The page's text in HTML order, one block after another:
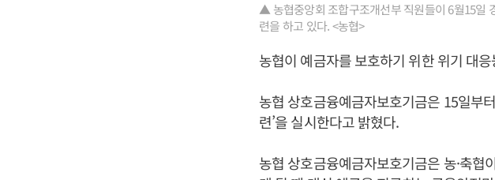
▲ 농협중앙회 조합구조개선부 직원들이 6월15일
련을 하고 있다. <농협>
농협이 예금자를 보호하기 위한 위기 대
농협 상호금융예금자보호기금은 15일부
련’을 실시한다고 밝혔다.
농협 상호금융예금자보호기금은 농·축